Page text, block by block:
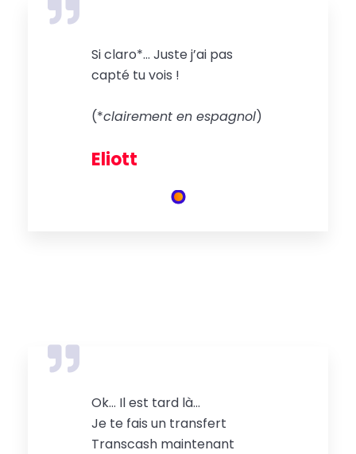
Si claro*… Juste j’ai pas
capté tu vois !
(*clairement en espagnol)
Eliott
Ok… Il est tard là…
Je te fais un transfert
Transcash maintenant